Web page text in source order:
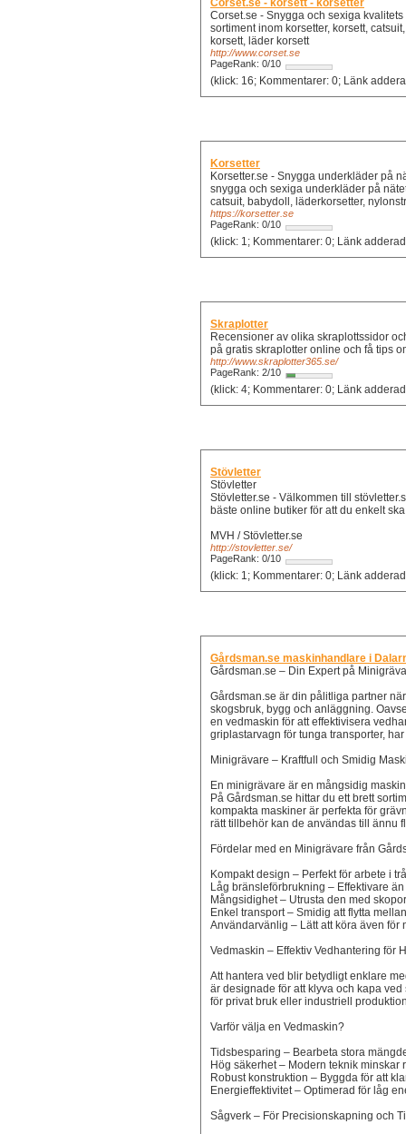
Corset.se - korsett - korsetter
Corset.se - Snygga och sexiga
sortiment inom korsetter, korsett,
korsett, läder korsett
http://www.corset.se
PageRank: 0/10
(klick: 16;
Korsetter
Korsetter.se - Snygga underkläder på
snygga och sexiga underkläder på
catsuit, babydoll, läderkorsetter,
https://korsetter.se
PageRank: 0/10
Skraplotter
Recensioner av olika skraplottssidor
på gratis skraplotter online och få tips
http://www.skraplotter365.se/
PageRank: 2/10
(klick: 4; Kommentarer:
Stövletter
Stövletter
Stövletter.se - Välkommen till
bäste online butiker för att du enkelt
MVH / Stövletter.se
http://stovletter.se/
PageRank: 0/10
(klick: 1; Kommentarer:
Gårdsman.se maskinhandlare i
Gårdsman.se – Din Expert på
Gårdsman.se är din pålitliga partner
skogsbruk, bygg och anläggning.
en vedmaskin för att effektivisera
griplastarvagn för tunga transporter,
Minigrävare – Kraftfull och Smidig
En minigrävare är en mångsidig
På Gårdsman.se hittar du ett brett
kompakta maskiner är perfekta för
rätt tillbehör kan de användas till ännu
Fördelar med en Minigrävare från
Kompakt design – Perfekt för arbete i
Låg bränsleförbrukning – Effektivare
Mångsidighet – Utrusta den med
Enkel transport – Smidig att flytta
Användarvänlig – Lätt att köra även för
Vedmaskin – Effektiv Vedhantering för
Att hantera ved blir betydligt enklare
är designade för att klyva och kapa
för privat bruk eller industriell
Varför välja en Vedmaskin?
Tidsbesparing – Bearbeta stora
Hög säkerhet – Modern teknik minskar
Robust konstruktion – Byggda för att
Energieffektivitet – Optimerad för låg
Sågverk – För Precisionskapning och